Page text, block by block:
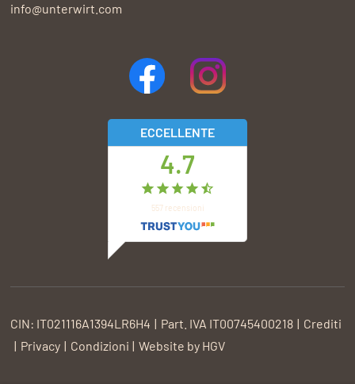
info@unterwirt.com
ECCELLENTE
4.7
557 recensioni
CIN: IT021116A1394LR6H4 Part. IVA IT00745400218
Crediti
Privacy
Condizioni Website by HGV